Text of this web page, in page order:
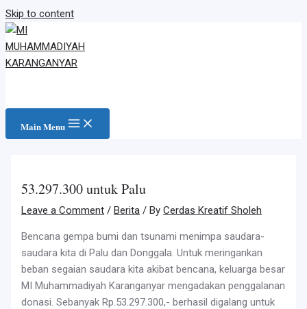
Skip to content
Main Menu
53.297.300 untuk Palu
Leave a Comment /Berita / ByCerdas Kreatif Sholeh
Bencana gempa bumi dan tsunami menimpa saudara-
saudara kita di Palu dan Donggala. Untuk meringankan
beban segaian saudara kita akibat bencana, keluarga besar
MI Muhammadiyah Karanganyar mengadakan penggalanan
donasi. Sebanyak Rp.53.297.300,- berhasil digalang untuk